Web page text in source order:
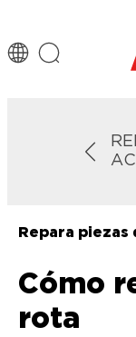
Repara
Cómo
rota